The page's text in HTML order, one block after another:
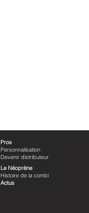
Pros
Personnalisation
Devenir distributeur
Le Néoprène
Histoire de la combi
Actus